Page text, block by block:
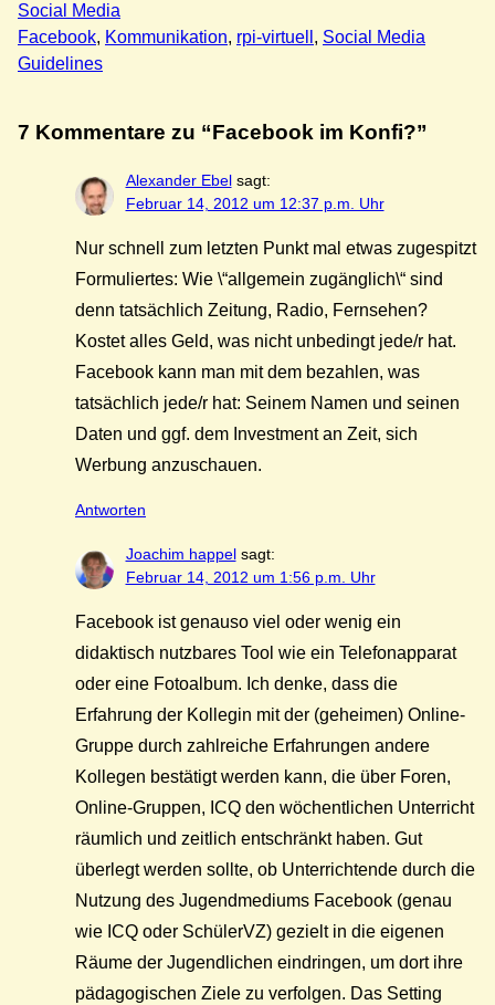
Social Media
Facebook, Kommunikation, rpi-virtuell , Social Media
Guidelines
7 Kommentare zu “Facebook im Konfi?”
Alexander Ebel sagt:
Februar 14, 2012 um 12:37 p.m. Uhr
Nur schnell zum letzten Punkt mal etwas zugespitzt
Formuliertes: Wie \“allgemein zugänglich\“ sind
denn tatsächlich Zeitung, Radio, Fernsehen?
Kostet alles Geld, was nicht unbedingt jede/r hat.
Facebook kann man mit dem bezahlen, was
tatsächlich jede/r hat: Seinem Namen und seinen
Daten und ggf. dem Investment an Zeit, sich
Werbung anzuschauen.
Antworten
Joachim happel sagt:
Februar 14, 2012 um 1:56 p.m. Uhr
Facebook ist genauso viel oder wenig ein
didaktisch nutzbares Tool wie ein Telefonapparat
oder eine Fotoalbum. Ich denke, dass die
Erfahrung der Kollegin mit der (geheimen) Online-
Gruppe durch zahlreiche Erfahrungen andere
Kollegen bestätigt werden kann, die über Foren,
Online-Gruppen, ICQ den wöchentlichen Unterricht
räumlich und zeitlich entschränkt haben. Gut
überlegt werden sollte, ob Unterrichtende durch die
Nutzung des Jugendmediums Facebook (genau
wie ICQ oder SchülerVZ) gezielt in die eigenen
Räume der Jugendlichen eindringen, um dort ihre
pädagogischen Ziele zu verfolgen. Das Setting